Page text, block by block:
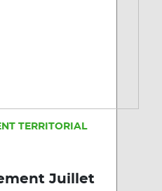
TERRITORIAL
Juillet